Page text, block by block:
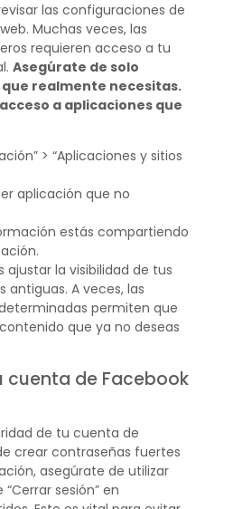
las configuraciones de
Muchas veces, las
requieren acceso a tu
Asegúrate de solo
realmente necesitas.
a aplicaciones que
> “Aplicaciones y sitios
aplicación que no
estás compartiendo
ajustar la visibilidad de tus
antiguas. A veces, las
permiten que
que ya no deseas
cuenta de Facebook
de tu cuenta de
crear contraseñas fuertes
asegúrate de utilizar
sesión” en